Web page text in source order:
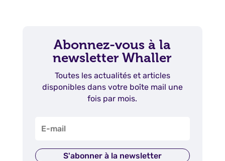
Abonnez-vous à la
newsletter Whaller
Toutes les actualités et articles
disponibles dans votre boîte mail une
fois par mois.
S'abonner à la newsletter